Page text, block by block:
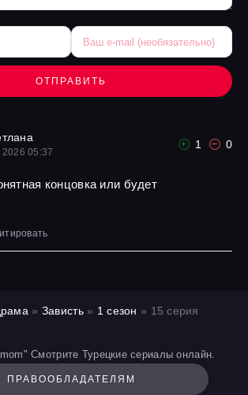
ОТПРАВИТЬ
05:37
1 0
концовка или будет
» Зависть» 1 сезон » 15 серия
Смотрите Турецкие сериалы онлайн.
ПРАВООБЛАДАТЕЛЯМ